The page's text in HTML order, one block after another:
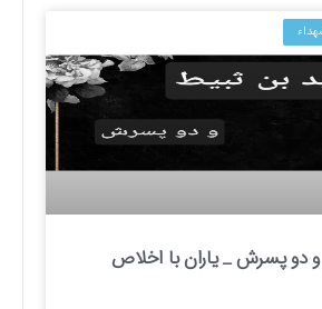
دو پسرش _ یاران با اخلاص